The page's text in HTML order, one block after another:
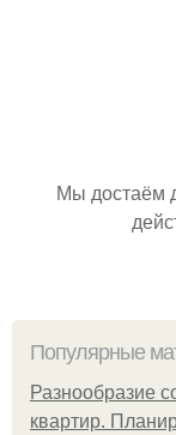
Мы достаём
Популярные
Разнообразие
квартир.